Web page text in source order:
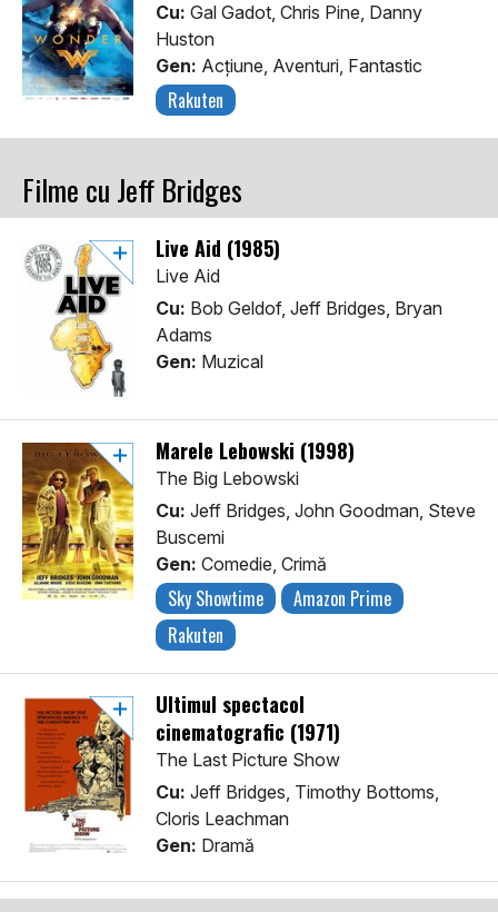
Cu: Gal Gadot, Chris Pine, Danny
Huston
Gen: Acţiune, Aventuri, Fantastic
Rakuten
Filme cu Jeff Bridges
Live Aid (1985)
Live Aid
Cu: Bob Geldof, Jeff Bridges, Bryan
Adams
Gen: Muzical
Marele Lebowski (1998)
The Big Lebowski
Cu: Jeff Bridges, John Goodman, Steve
Buscemi
Gen: Comedie, Crimă
Sky Showtime
Amazon Prime
Rakuten
Ultimul spectacol
cinematografic (1971)
The Last Picture Show
Cu: Jeff Bridges, Timothy Bottoms,
Cloris Leachman
Gen: Dramă